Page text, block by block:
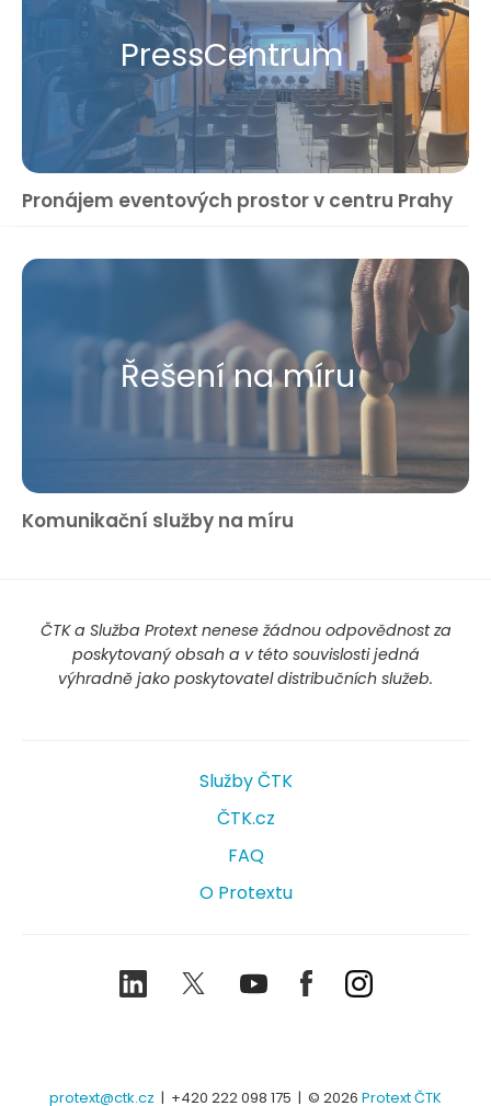
Press​Centrum
Pronájem eventových prostor v centru Prahy
Řešení na míru
Komunikační služby na míru
ČTK a Služba Protext nenese žádnou odpovědnost za
poskytovaný obsah a v této souvislosti jedná
výhradně jako poskytovatel distribučních služeb.
Služby ČTK
ČTK.cz
FAQ
O Protextu
LinkedIn TwitterYoutubeFacebookInstagram
protext@ctk.cz | +420 222 098 175 | © 2026 Protext ČTK